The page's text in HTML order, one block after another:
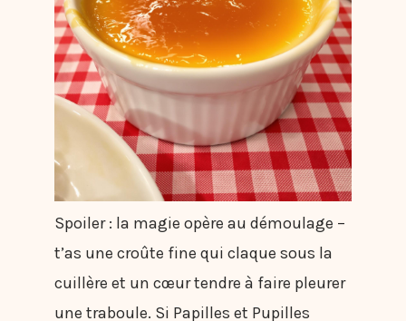
Spoiler : la magie opère au démoulage –
t’as une croûte fine qui claque sous la
cuillère et un cœur tendre à faire pleurer
une traboule. Si Papilles et Pupilles